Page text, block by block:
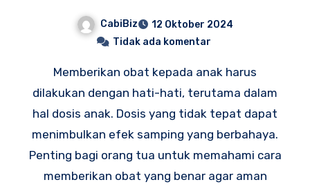
CabiBiz
12 Oktober 2024
Tidak ada komentar
Memberikan obat kepada anak harus
dilakukan dengan hati-hati, terutama dalam
hal dosis anak. Dosis yang tidak tepat dapat
menimbulkan efek samping yang berbahaya.
Penting bagi orang tua untuk memahami cara
memberikan obat yang benar agar aman